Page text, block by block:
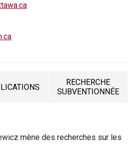
TAB
RECHERCHE
SUBVENTIONNÉE
TAB
mène des recherches sur les